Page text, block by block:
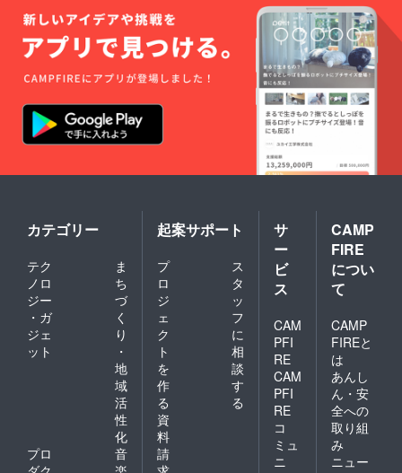
カテゴリー
テク
ノロ
ジー
・ガ
ジェ
ット
ま
ち
づ
く
り
・
地
域
活
性
化
プロ
音
起案サポート
プ
ロ
ジ
ェ
ク
ト
を
作
る
ス
タ
ッ
フ
に
相
談
す
る
資
料
請
サ
ー
ビ
ス
CAM
PFI
RE
CAM
PFI
RE
コ
ミュ
ニ
CAMP
FIRE
につい
て
CAMP
FIREと
は
あんし
ん・安
全への
取り組
み
ニュー